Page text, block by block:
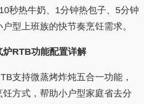
秒热牛奶、1分钟热包子、5分钟
型上班族的快节奏烹饪需求。
炉RTB功能配置详解
支持微蒸烤炸炖五合一功能，
方式，帮助小户型家庭省去分